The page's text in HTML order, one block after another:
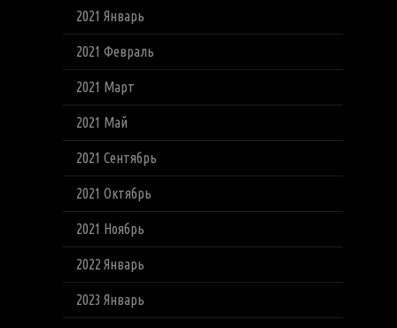
2021 Январь
2021 Февраль
2021 Март
2021 Май
2021 Сентябрь
2021 Октябрь
2021 Ноябрь
2022 Январь
2023 Январь